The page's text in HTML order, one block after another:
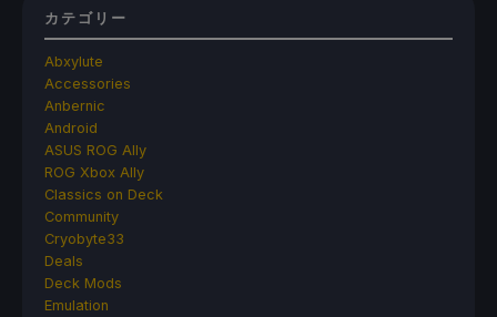
カテゴリー
Abxylute
Accessories
Anbernic
Android
ASUS ROG Ally
ROG Xbox Ally
Classics on Deck
Community
Cryobyte33
Deals
Deck Mods
Emulation